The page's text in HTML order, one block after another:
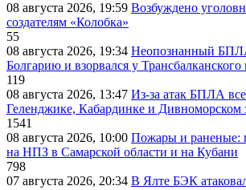
08 августа 2026, 19:59 Возбуждено
создателям «Колобка»
55
08 августа 2026, 19:34 Неопознанный
Болгарию и взорвался у Трансбалканского
119
08 августа 2026, 13:47 Из-за атак БПЛА
Геленджике, Кабардинке и Дивноморском
1541
08 августа 2026, 10:00 Пожары и раненые:
на НПЗ в Самарской области и на Кубани
798
07 августа 2026, 20:34 В Ялте БЭК